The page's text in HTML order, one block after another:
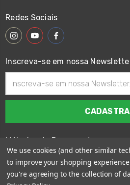
Redes Sociais
Inscreva-se em nossa
de
email
Métodos de Pagamento
We use cookies (and other similar
to improve your shopping
you're agreeing to the collection of